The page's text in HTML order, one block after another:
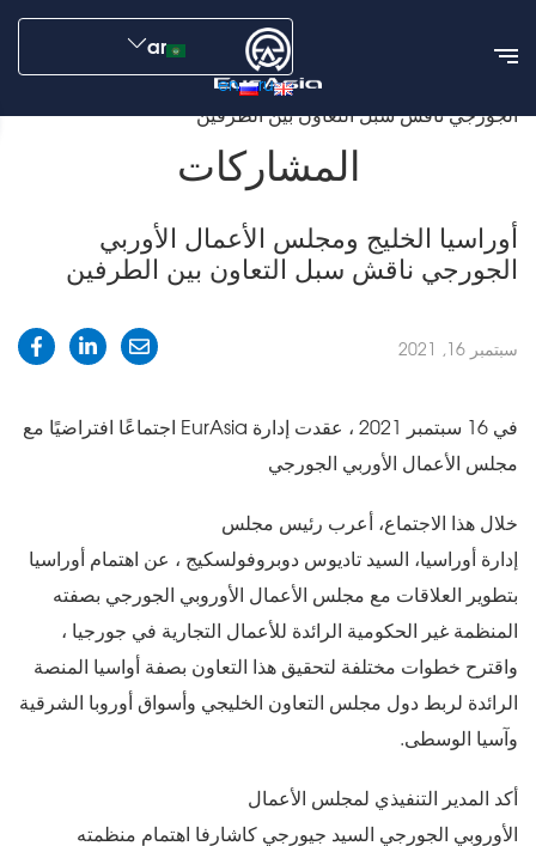
ar
en ru
أوراسيا الخليج ومجلس الأعمال الأوربي
الجورجي ناقش سبل التعاون بين الطرفين
المشاركات
أوراسيا الخليج ومجلس الأعمال الأوربي
الجورجي ناقش سبل التعاون بين الطرفين
سبتمبر 16, 2021
في 16 سبتمبر 2021 ، عقدت إدارة EurAsia اجتماعًا افتراضيًا مع
مجلس الأعمال الأوربي الجورجي
خلال هذا الاجتماع، أعرب رئيس مجلس
إدارة أوراسيا، السيد تاديوس دوبروفولسكيج ، عن اهتمام أوراسيا
بتطوير العلاقات مع مجلس الأعمال الأوروبي الجورجي بصفته
المنظمة غير الحكومية الرائدة للأعمال التجارية في جورجيا ،
واقترح خطوات مختلفة لتحقيق هذا التعاون بصفة أواسيا المنصة
الرائدة لربط دول مجلس التعاون الخليجي وأسواق أوروبا الشرقية
وآسيا الوسطى.
أكد المدير التنفيذي لمجلس الأعمال
الأوروبي الجورجي السيد جيورجي كاشارفا اهتمام منظمته